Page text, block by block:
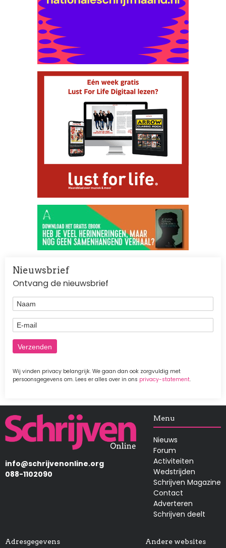
Nieuwsbrief
Ontvang de nieuwsbrief
Naam
E-mail
Wij vinden privacy belangrijk. We gaan dan ook zorgvuldig met
persoonsgegevens om. Lees er alles over in ons privacy-statement.
Afbeelding
info@schrijvenonline.org
088-1102090
Menu
Nieuws
Forum
Activiteiten
Wedstrijden
Schrijven Magazine
Contact
Adverteren
Schrijven deelt
Adresgegevens Andere websites